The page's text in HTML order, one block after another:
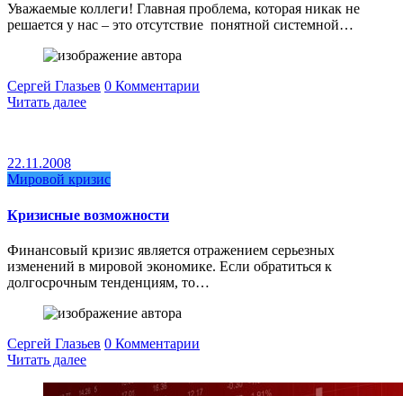
Уважаемые коллеги! Главная проблема, которая никак не
решается у нас – это отсутствие понятной системной…
Сергей Глазьев 0 Комментарии
Читать далее
22.11.2008
Мировой кризис
Кризисные возможности
Финансовый кризис является отражением серьезных
изменений в мировой экономике. Если обратиться к
долгосрочным тенденциям, то…
Сергей Глазьев 0 Комментарии
Читать далее